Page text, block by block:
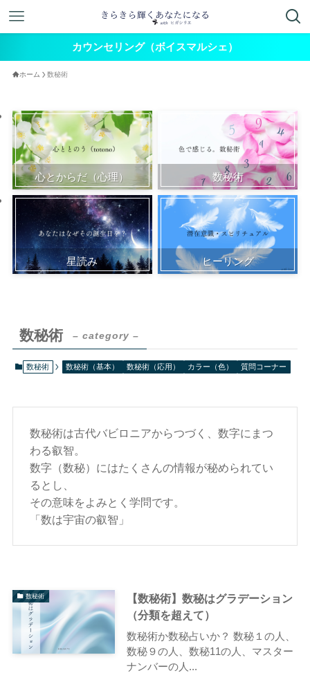
カウンセリング（ボイスマルシェ）
ホーム 数秘術
心とからだ（心理） 数秘術
星読み ヒーリング
数秘術 – category –
数秘術 数秘術（基本） 数秘術（応用） カラー（色） 質問コーナー
数秘術は古代バビロニアからつづく、数字にまつ
わる叡智。
数字（数秘）にはたくさんの情報が秘められてい
るとし、
その意味をよみとく学問です。
「数は宇宙の叡智」
数秘術
【数秘術】数秘はグラデーション
（分類を超えて）
数秘術か数秘占いか？ 数秘１の人、
数秘９の人、数秘11の人、マスター
ナンバーの人...